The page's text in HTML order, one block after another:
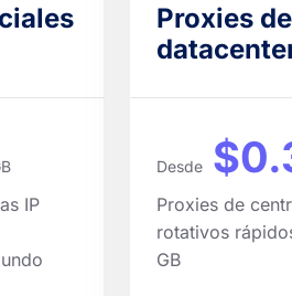
IP
Proxies de
Desde
Proxies de
rotativos
GB